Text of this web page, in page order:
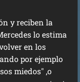
y reciben la
lo estima
en los
por ejemplo
miedos" ,o